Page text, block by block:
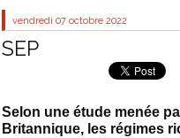
vendredi 07 octobre 2022
SEP
Selon une étude menée
Britannique, les régimes